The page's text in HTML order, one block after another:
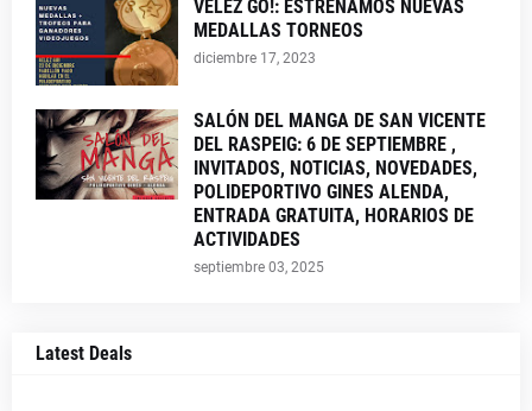
VELEZ GO!: ESTRENAMOS NUEVAS
MEDALLAS TORNEOS
diciembre 17, 2023
SALÓN DEL MANGA DE SAN VICENTE
DEL RASPEIG: 6 DE SEPTIEMBRE ,
INVITADOS, NOTICIAS, NOVEDADES,
POLIDEPORTIVO GINES ALENDA,
ENTRADA GRATUITA, HORARIOS DE
ACTIVIDADES
septiembre 03, 2025
Latest Deals